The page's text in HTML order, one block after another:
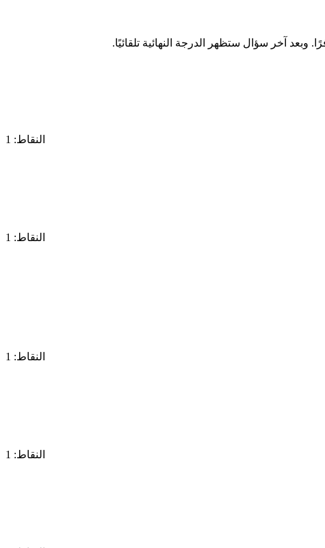
وبعد آخر سؤال ستظهر الدرجة النهائية تلقائيًا.
النقاط: 1
النقاط: 1
النقاط: 1
النقاط: 1